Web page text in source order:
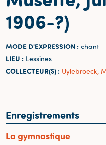
1906-?)
MODE D'EXPRESSION : chant
LIEU : Lessines
COLLECTEUR(S) : Uylebroeck,
Enregistrements
La gymnastique